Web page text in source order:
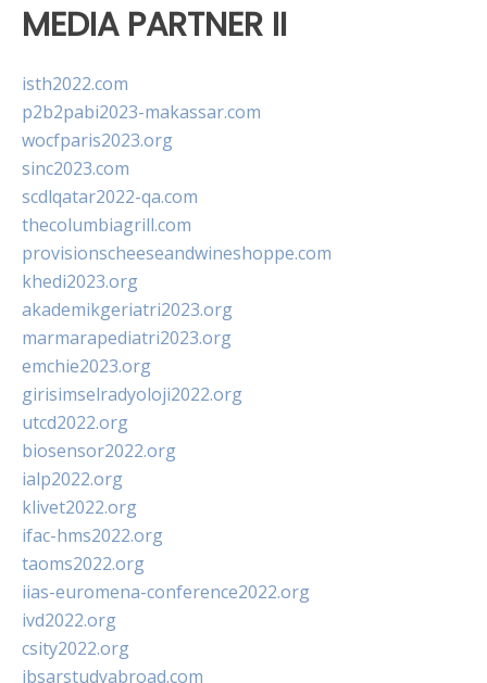
MEDIA PARTNER II
isth2022.com
p2b2pabi2023-makassar.com
wocfparis2023.org
sinc2023.com
scdlqatar2022-qa.com
thecolumbiagrill.com
provisionscheeseandwineshoppe.com
khedi2023.org
akademikgeriatri2023.org
marmarapediatri2023.org
emchie2023.org
girisimselradyoloji2022.org
utcd2022.org
biosensor2022.org
ialp2022.org
klivet2022.org
ifac-hms2022.org
taoms2022.org
iias-euromena-conference2022.org
ivd2022.org
csity2022.org
ibsarstudyabroad.com